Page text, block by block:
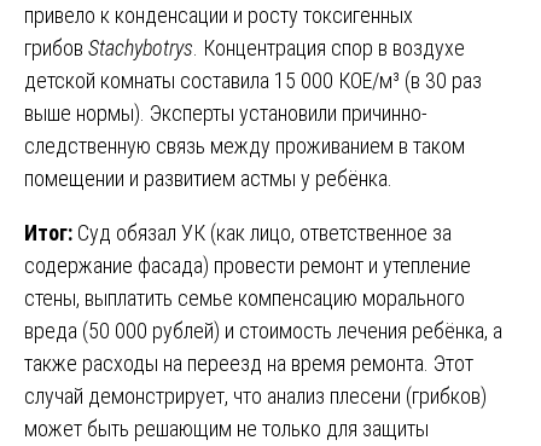
привело к конденсации и росту токсигенных
грибов Stachybotrys . Концентрация спор в воздухе
детской комнаты составила 15 000 КОЕ/м³ (в 30 раз
выше нормы). Эксперты установили причинно-
следственную связь между проживанием в таком
помещении и развитием астмы у ребёнка.
Итог: Суд обязал УК (как лицо, ответственное за
содержание фасада) провести ремонт и утепление
стены, выплатить семье компенсацию морального
вреда (50 000 рублей) и стоимость лечения ребёнка, а
также расходы на переезд на время ремонта. Этот
случай демонстрирует, что анализ плесени (грибков)
может быть решающим не только для защиты